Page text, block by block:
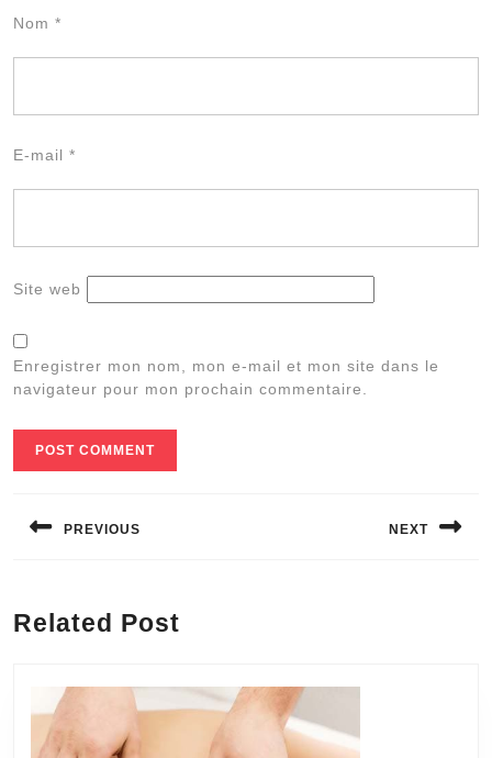
Nom *
E-mail *
Site web
Enregistrer mon nom, mon e-mail et mon site dans le
navigateur pour mon prochain commentaire.
de
PREVIOUS
post:
NEXT
Related Post